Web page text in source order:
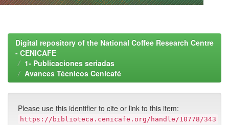
Digital repository of the National Coffee Research Centre
- CENICAFE
1- Publicaciones seriadas
Avances Técnicos Cenicafé
Please use this identifier to cite or link to this item:
https://biblioteca.cenicafe.org/handle/10778/343